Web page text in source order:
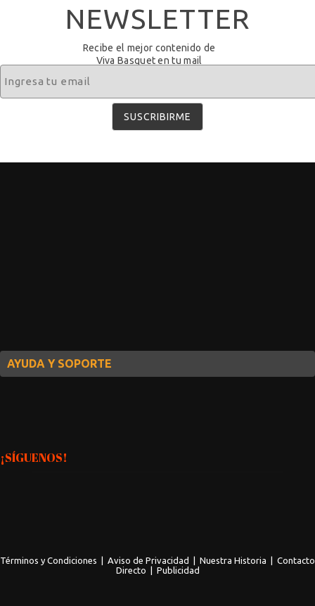
NEWSLETTER
Recibe el mejor contenido de
Viva Basquet en tu mail
AYUDA Y SOPORTE
¡SÍGUENOS!
Términos y Condiciones | Aviso de Privacidad | Nuestra Historia | Contacto
Directo | Publicidad